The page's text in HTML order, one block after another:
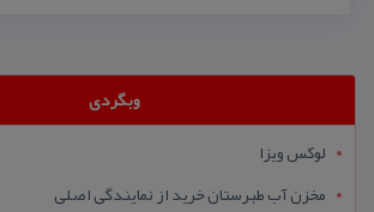
وبگردی
لوکس ویزا
مخزن آب طبرستان خرید از نمایندگی اصلی